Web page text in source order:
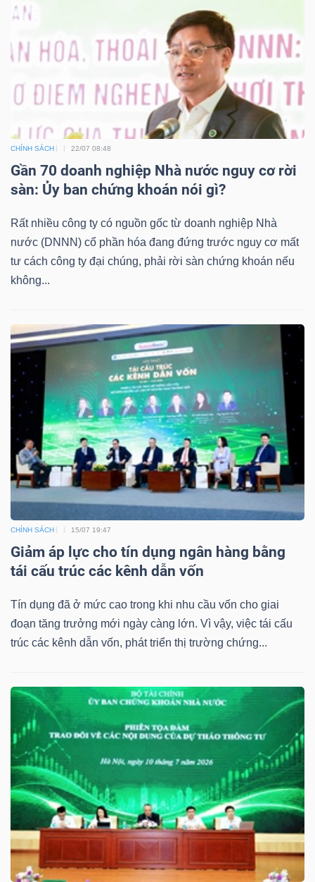
CHÍNH SÁCH 22/07 08:48
Gần 70 doanh nghiệp Nhà nước nguy cơ rời
sàn: Ủy ban chứng khoán nói gì?
Rất nhiều công ty có nguồn gốc từ doanh nghiệp Nhà
nước (DNNN) cổ phần hóa đang đứng trước nguy cơ mất
tư cách công ty đại chúng, phải rời sàn chứng khoán nếu
không...
CHÍNH SÁCH 15/07 19:47
Giảm áp lực cho tín dụng ngân hàng bằng
tái cấu trúc các kênh dẫn vốn
Tín dụng đã ở mức cao trong khi nhu cầu vốn cho giai
đoạn tăng trưởng mới ngày càng lớn. Vì vậy, việc tái cấu
trúc các kênh dẫn vốn, phát triển thị trường chứng...